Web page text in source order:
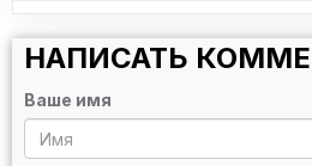
НАПИСАТЬ
Ваше имя